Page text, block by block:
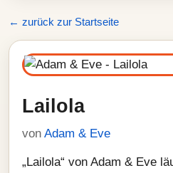
← zurück zur Startseite
Lailola
von Adam & Eve
„Lailola“ von Adam & Eve